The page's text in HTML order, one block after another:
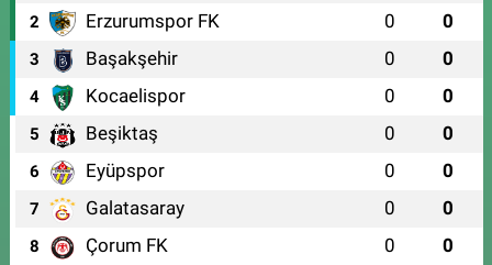
2 Erzurumspor FK 0 0
3 Başakşehir 0 0
4 Kocaelispor 0 0
5 Beşiktaş 0 0
6 Eyüpspor 0 0
7 Galatasaray 0 0
8 Çorum FK 0 0